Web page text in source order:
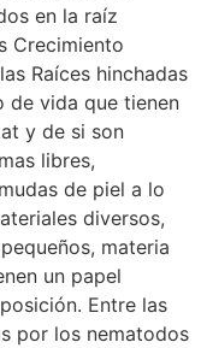
en la raíz
Crecimiento
Raíces hinchadas
de vida que tienen
y de si son
libres,
de piel a lo
diversos,
materia
un papel
Entre las
por los nematodos